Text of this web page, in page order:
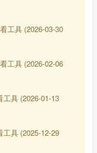
工具 (2026-03-30
工具 (2026-02-06
工具 (2026-01-13
工具 (2025-12-29